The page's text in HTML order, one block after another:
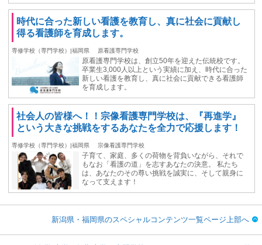
時代に合った新しい看護を教育し、真に社会に貢献し
得る看護師を育成します。
専修学校（専門学校）|福岡県 原看護専門学校
原看護専門学校は、創立50年を迎えた伝統校です。
卒業生3,000人以上という実績に加え、時代に合った
新しい看護を教育し、真に社会に貢献できる看護師
を育成します。
社会人の皆様へ！！宗像看護専門学校は、『再進学』
という大きな挑戦をするあなたを全力で応援します！
専修学校（専門学校）|福岡県 宗像看護専門学校
子育て、家庭、多くの荷物を背負いながら、それで
もなお「看護の道」を志すあなたの決意。 私たち
は、あなたのその尊い挑戦を誠実に、そして親身に
なって支えます！
新潟県・福岡県のスペシャルコンテンツ一覧ページ上部へ